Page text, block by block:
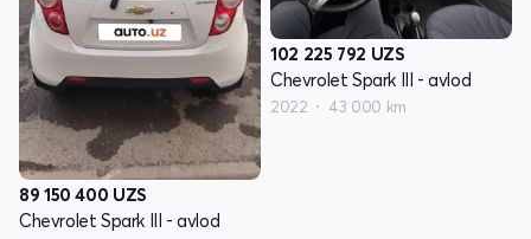
89 150 400 UZS
Chevrolet Spark III - avlod
102 225 792 UZS
Chevrolet Spark III - avlod
2022 43 000 km